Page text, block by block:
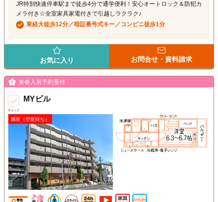
JR特別快速停車駅まで徒歩4分で通学便利！安心オートロック＆防犯カ
メラ付き☆全室家具家電付きで引越しラクラク♪
東経大徒歩12分／暗証番号式キー／コンビニ徒歩1分
お気に入り お問合せ・資料請求
チェック
来春入居予約受付
MYビル
満室（空室待ち）